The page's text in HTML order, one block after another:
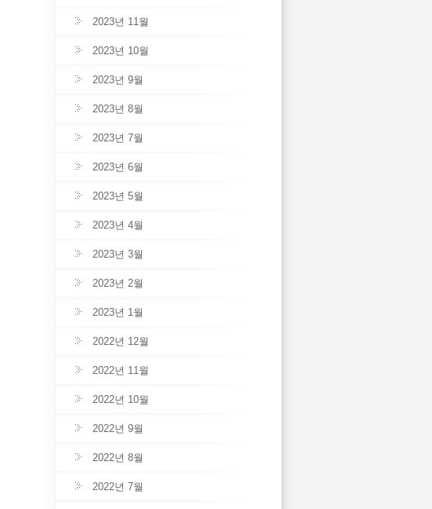
2023년 11월
2023년 10월
2023년 9월
2023년 8월
2023년 7월
2023년 6월
2023년 5월
2023년 4월
2023년 3월
2023년 2월
2023년 1월
2022년 12월
2022년 11월
2022년 10월
2022년 9월
2022년 8월
2022년 7월